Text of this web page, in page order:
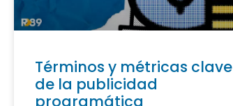
Términos y métricas clave
de la publicidad
programática